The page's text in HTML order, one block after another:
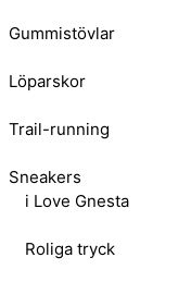
Gummistövlar
Löparskor
Trail-running
Sneakers
i Love Gnesta
Roliga tryck